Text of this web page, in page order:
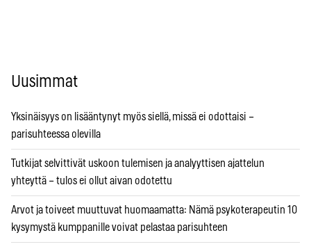
Uusimmat
Yksinäisyys on lisääntynyt myös siellä, missä ei odottaisi –
parisuhteessa olevilla
Tutkijat selvittivät uskoon tulemisen ja analyyttisen ajattelun
yhteyttä – tulos ei ollut aivan odotettu
Arvot ja toiveet muuttuvat huomaamatta: Nämä psykoterapeutin 10
kysymystä kumppanille voivat pelastaa parisuhteen